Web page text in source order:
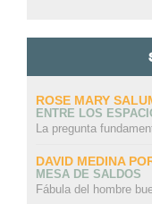
ROSE MARY
ENTRE LOS
La pregunta
DAVID MEDINA
MESA DE SALDOS
Fábula del hombre